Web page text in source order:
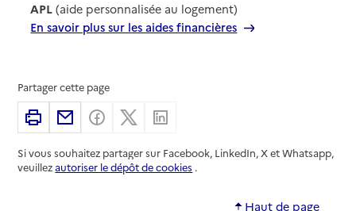
APL (aide personnalisée au logement)
En savoir plus sur les aides financières
Partager cette page
ImprimerPartager par email
Partager sur Facebook
Partager sur X
Si vous souhaitez partager sur Facebook, LinkedIn, X et Whatsapp,
veuillezautoriser le dépôt de cookies .
Haut de page